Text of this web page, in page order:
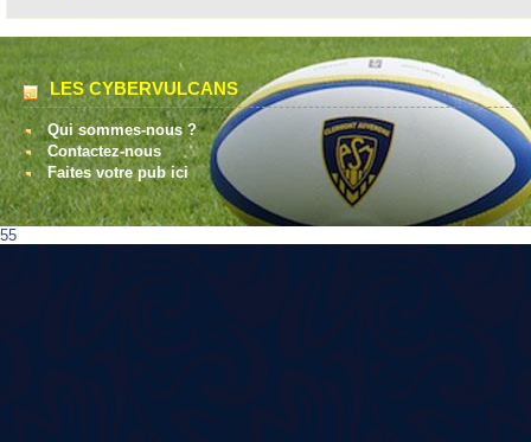
LES CYBERVULCANS
Qui sommes-nous ?
Contactez-nous
Faites votre pub ici
55